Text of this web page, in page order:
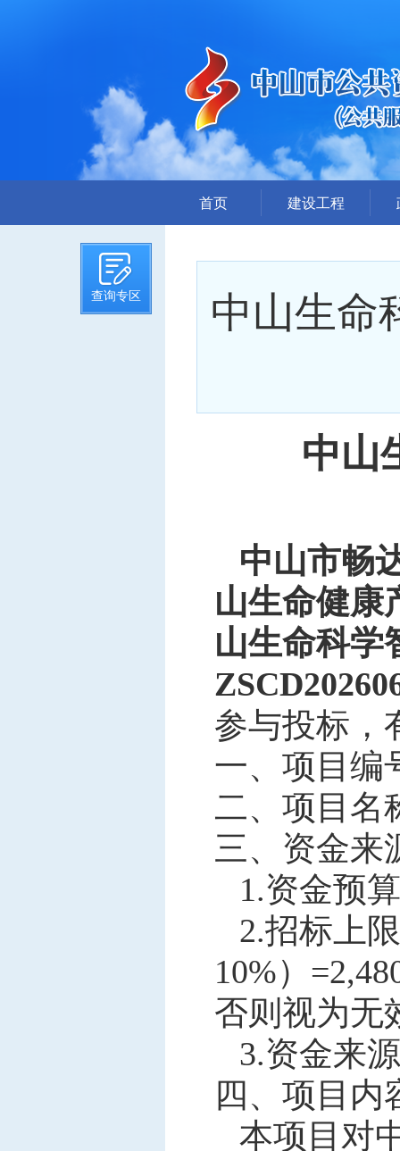
查询专区
首页 建设工程
招标文件提前公示
招标公告
答疑、澄清
中标信息
项目公告
招投标公开信息
中山生命
中山
中山市畅
山生命健康
山生命科学
参与投标，
一、项目编
二、项目名
三、资金来
1.资金预
2.招标上
10%）
否则视为无
3.资金来
四、项目内
本项目对